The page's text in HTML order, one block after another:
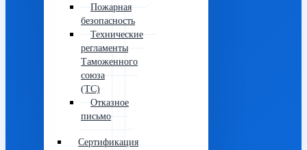
Пожарная
безопасность
Технические
регламенты
Таможенного
союза
(ТС)
Отказное
письмо
Сертификация